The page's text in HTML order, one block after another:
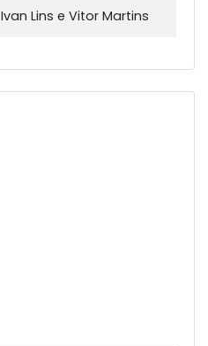
Ivan Lins e Vitor Martins